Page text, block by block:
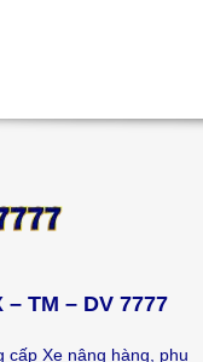
– TM – DV 7777
Xe nâng hàng, phụ